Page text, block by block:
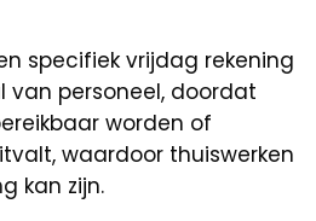
specifiek vrijdag rekening
van personeel, doordat
worden of
waardoor thuiswerken
kan zijn.